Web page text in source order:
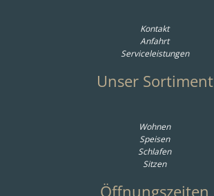
Kontakt
Anfahrt
Serviceleistungen
Unser Sortiment
Wohnen
Speisen
Schlafen
Sitzen
Öffnungszeiten